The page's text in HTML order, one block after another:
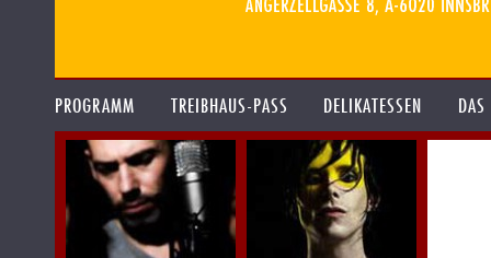
PROGRAMM TREIBHAUS-PASS DELIKATESSEN